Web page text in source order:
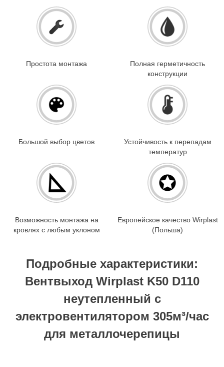
Простота монтажа
Полная герметичность
конструкции
Большой выбор цветов
Устойчивость к перепадам
температур
Возможность монтажа на
кровлях с любым уклоном
Европейское качество Wirplast
(Польша)
Подробные характеристики:
Вентвыход Wirplast K50 D110
неутепленный с
электровентилятором 305м³/час
для металлочерепицы